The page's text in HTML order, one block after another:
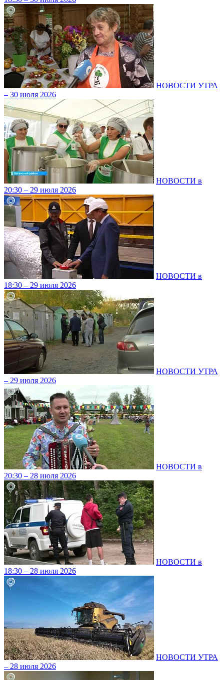
НОВОСТИ УТРА
– 30 июля 2026
НОВОСТИ в
20:30 – 29 июля 2026
НОВОСТИ в
18:30 – 29 июля 2026
НОВОСТИ УТРА
– 29 июля 2026
НОВОСТИ в
20:30 – 28 июля 2026
НОВОСТИ в
18:30 – 28 июля 2026
НОВОСТИ УТРА
– 28 июля 2026